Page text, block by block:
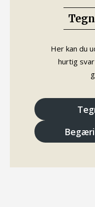
Her kan du
hurtig